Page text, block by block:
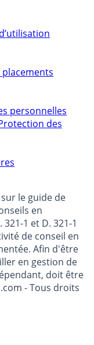
personnelles
des
le guide de
en
1 et D. 321-1
de conseil en
Afin d'être
en gestion de
doit être
- Tous droits